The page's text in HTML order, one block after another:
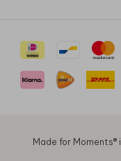
Made for